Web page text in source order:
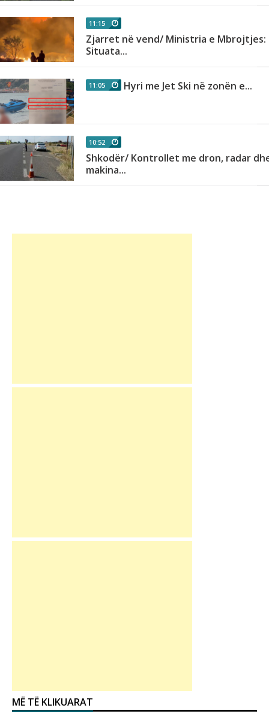
11:15
Zjarret në vend/ Ministria e Mbrojtjes:
Situata...
11:05 Hyri me Jet Ski në zonën e...
10:52
Shkodër/ Kontrollet me dron, radar
makina...
MË TË KLIKUARAT